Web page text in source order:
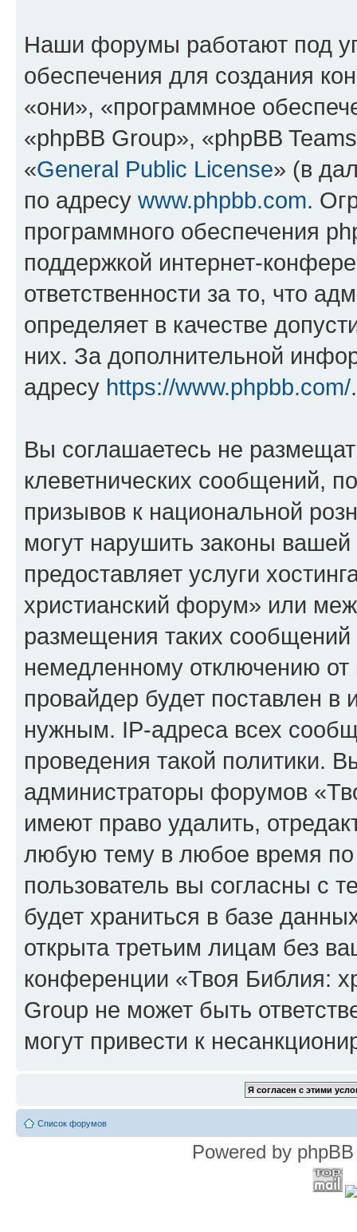
Наши форумы работают под
обеспечения для создания
«они», «программное
«phpBB Group», «phpBB
«General Public License» (в
по адресу www.phpbb.com.
программного обеспечения
поддержкой интернет-
ответственности за то, что
определяет в качестве
них. За дополнительной
адресу https://www.phpbb.com/.
Вы соглашаетесь не
клеветнических сообщений,
призывов к национальной
могут нарушить законы
предоставляет услуги
христианский форум» или
размещения таких
немедленному отключению
провайдер будет поставлен в
нужным. IP-адреса всех
проведения такой политики.
администраторы форумов
имеют право удалить,
любую тему в любое время
пользователь вы согласны с
будет храниться в базе
открыта третьим лицам без
конференции «Твоя Библия:
Group не может быть
могут привести к
Список форумов
Powered by